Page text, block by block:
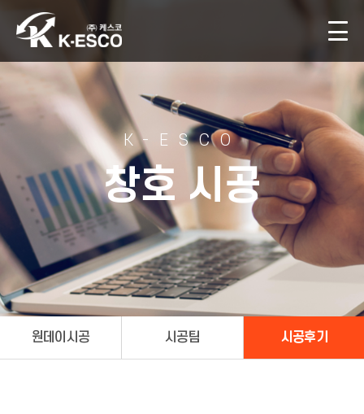
K-ESCO
창호 시공
원데이시공 시공팀 시공후기